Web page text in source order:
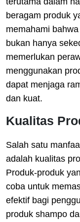
beragam produk
memahami
bukan hanya
memerlukan
menggunakan
dapat menjaga
dan kuat.
Kualitas
Salah satu
adalah kualitas
Produk-produk
coba untuk
efektif bagi
produk shampo